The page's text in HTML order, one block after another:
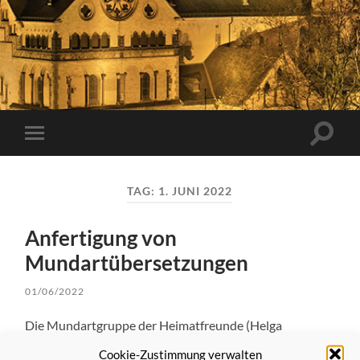
Cookie-Zustimmung verwalten
Mobile-
Menü
TAG: 1. JUNI 2022
Anfertigung von
Mundartübersetzungen
01/06/2022
Die Mundartgruppe der Heimatfreunde (Helga
Günther Hüsch) hat für die Stadt Neuss – Kulturamt